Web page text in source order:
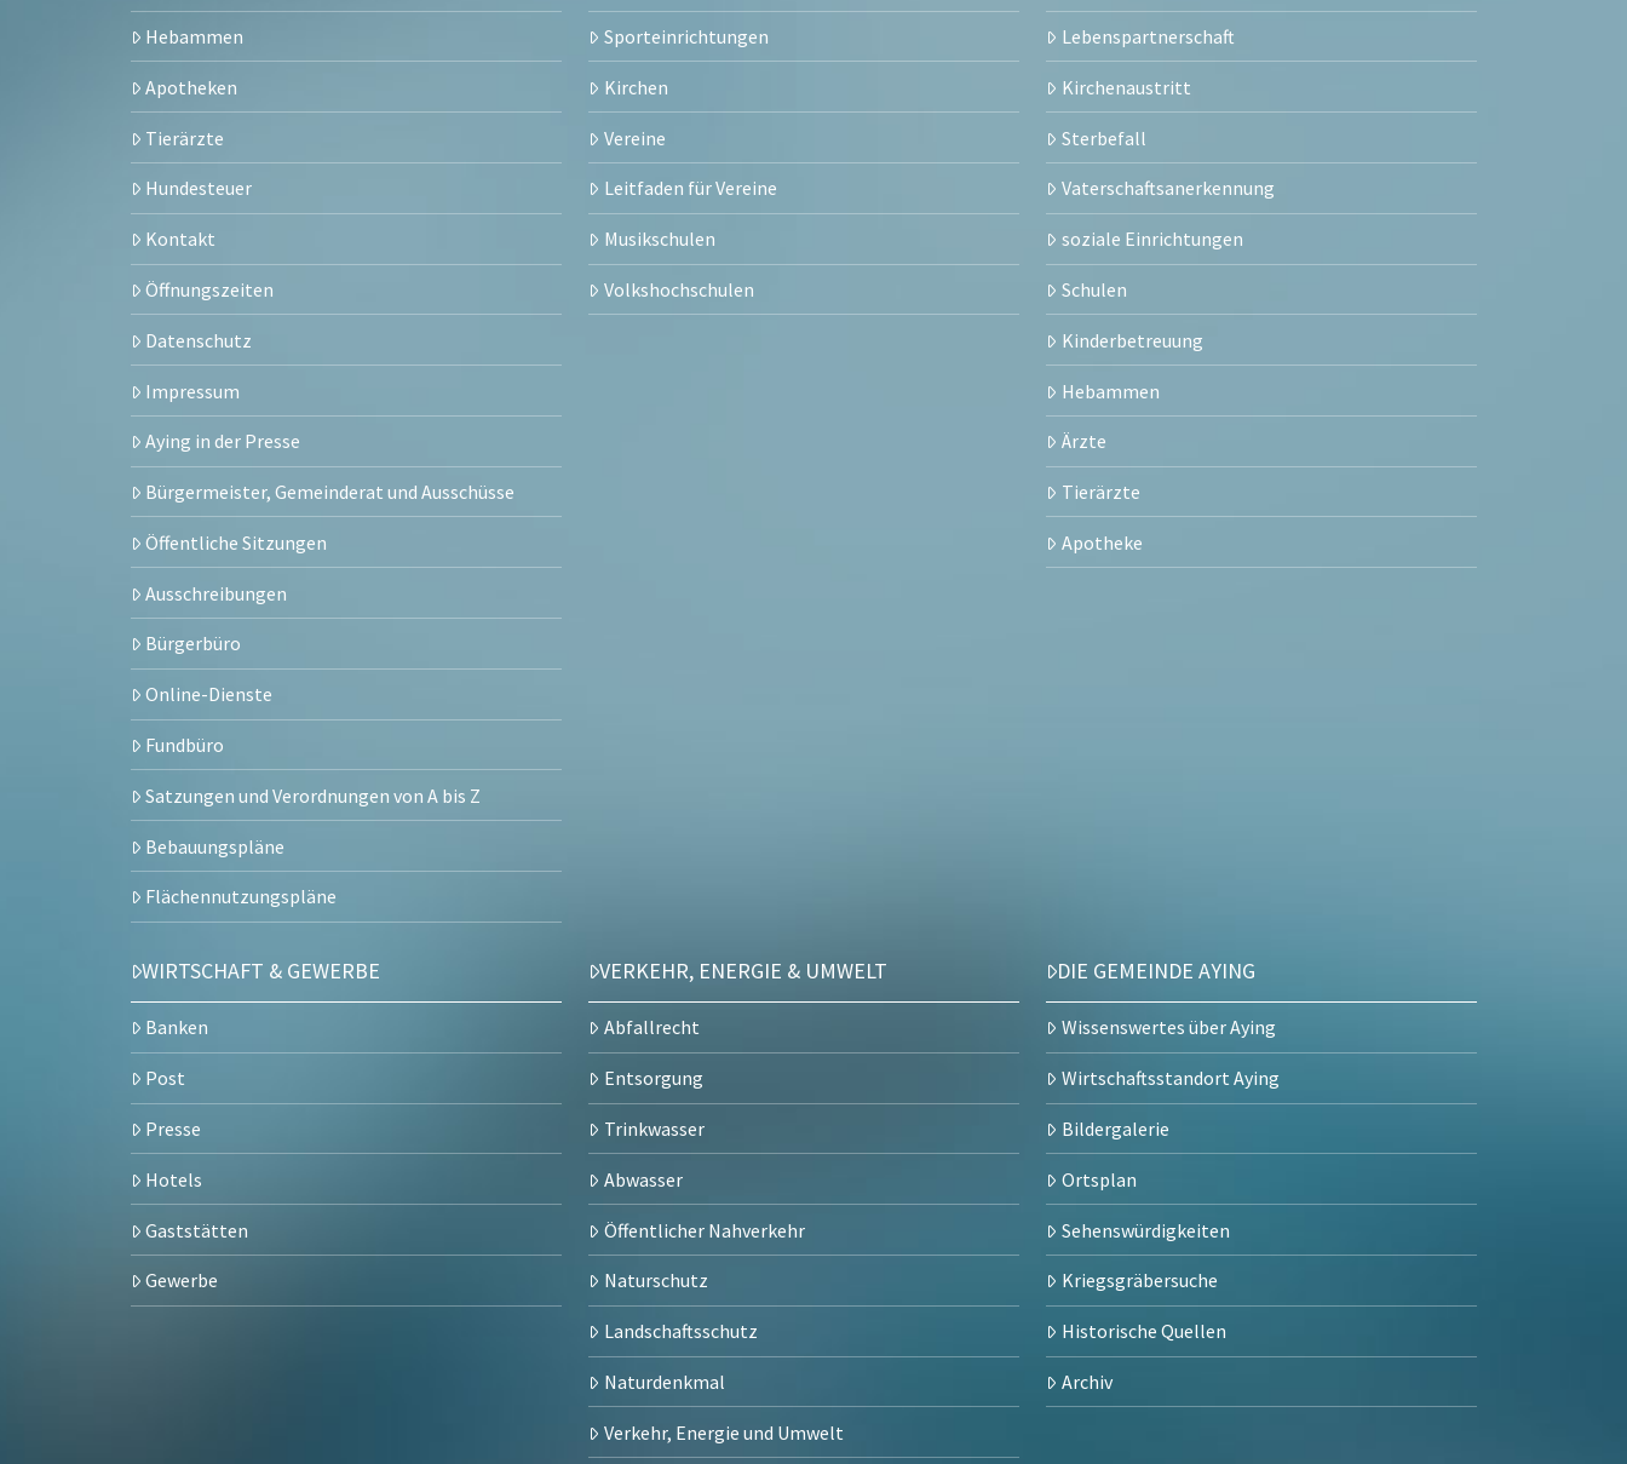
Hebammen
Apotheken
Tierärzte
Hundesteuer
Kontakt
Öffnungszeiten
Datenschutz
Impressum
Aying in der Presse
Bürgermeister, Gemeinderat und Ausschüsse
Öffentliche Sitzungen
Ausschreibungen
Bürgerbüro
Online-Dienste
Fundbüro
Satzungen und Verordnungen von A bis Z
Bebauungspläne
Flächennutzungspläne
Sporteinrichtungen
Kirchen
Vereine
Leitfaden für Vereine
Musikschulen
Volkshochschulen
Lebenspartnerschaft
Kirchenaustritt
Sterbefall
Vaterschaftsanerkennung
soziale Einrichtungen
Schulen
Kinderbetreuung
Hebammen
Ärzte
Tierärzte
Apotheke
WIRTSCHAFT & GEWERBE
Banken
Post
Presse
Hotels
Gaststätten
Gewerbe
VERKEHR, ENERGIE & UMWELT
Abfallrecht
Entsorgung
Trinkwasser
Abwasser
Öffentlicher Nahverkehr
Naturschutz
Landschaftsschutz
Naturdenkmal
Verkehr, Energie und Umwelt
DIE GEMEINDE AYING
Wissenswertes über Aying
Wirtschaftsstandort Aying
Bildergalerie
Ortsplan
Sehenswürdigkeiten
Kriegsgräbersuche
Historische Quellen
Archiv